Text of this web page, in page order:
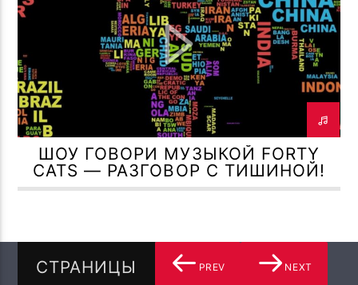
ШОУ ГОВОРИ МУЗЫКОЙ FORTY
CATS — РАЗГОВОР С ТИШИНОЙ!
СТРАНИЦЫ PREV NEXT